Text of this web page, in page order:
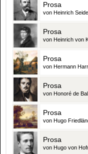
Prosa
von Heinrich
Prosa
von Heinrich von
Prosa
von Hermann
Prosa
von Honoré de
Prosa
von Hugo
Prosa
von Hugo von